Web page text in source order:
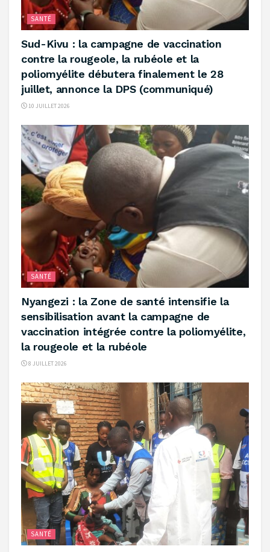
SANTÉ
Sud-Kivu : la campagne de vaccination
contre la rougeole, la rubéole et la
poliomyélite débutera finalement le 28
juillet, annonce la DPS (communiqué)
10 JUILLET 2026
SANTÉ
Nyangezi : la Zone de santé intensifie la
sensibilisation avant la campagne de
vaccination intégrée contre la poliomyélite,
la rougeole et la rubéole
8 JUILLET 2026
SANTÉ